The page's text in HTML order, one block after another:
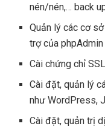
nén/nén,… back
Quản lý các cơ
trợ của phpAdmin
Cài chứng chỉ
Cài đặt, quản lý
như WordPress,
Cài đặt, quản trị